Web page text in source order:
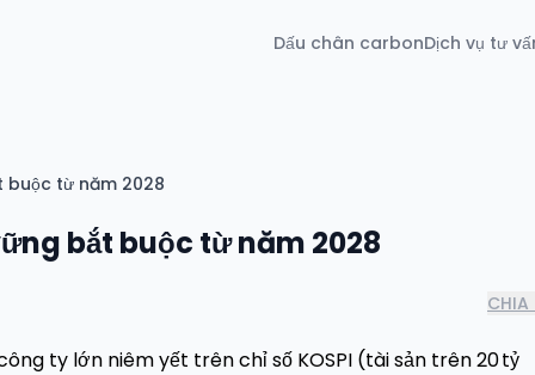
Dấu chân carbonDịch vụ tư
buộc từ năm 2028
bắt buộc từ năm 2028
CHIA
ty lớn niêm yết trên chỉ số KOSPI (tài sản trên 20 tỷ